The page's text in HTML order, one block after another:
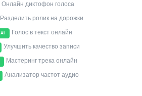
Онлайн диктофон голоса
Разделить ролик на дорожки
AI Голос в текст онлайн
Улучшить качество записи
Мастеринг трека онлайн
Анализатор частот аудио